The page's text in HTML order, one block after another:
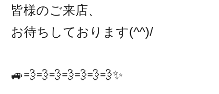
皆様のご来店、
お待ちしております(^^)/
🚙💨💨💨💨💨💨💨✨